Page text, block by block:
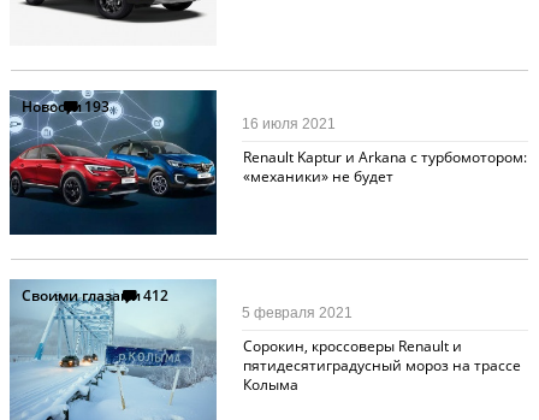
Новости193
Renault Kaptur и Arkana с турбомотором:
«механики» не будет
16 июля 2021
Своими глазами412
Сорокин, кроссоверы Renault и
пятидесятиградусный мороз на трассе
Колыма
5 февраля 2021